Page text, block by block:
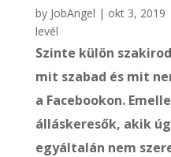
by JobAngel | okt 3, 2019
levél
Szinte külön
mit szabad és mit
a Facebookon.
álláskeresők, akik
egyáltalán nem